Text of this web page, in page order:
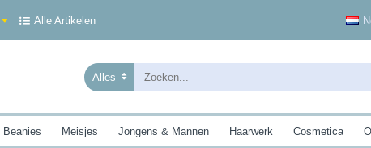
Alle Artikelen
Alles
Beanies Meisjes Jongens & Mannen Haarwerk Cosmetica